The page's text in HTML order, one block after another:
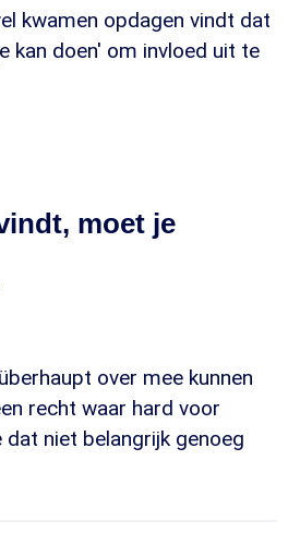
kwamen opdagen vindt dat
kan doen' om invloed uit te
moet je
over mee kunnen
recht waar hard voor
dat niet belangrijk genoeg